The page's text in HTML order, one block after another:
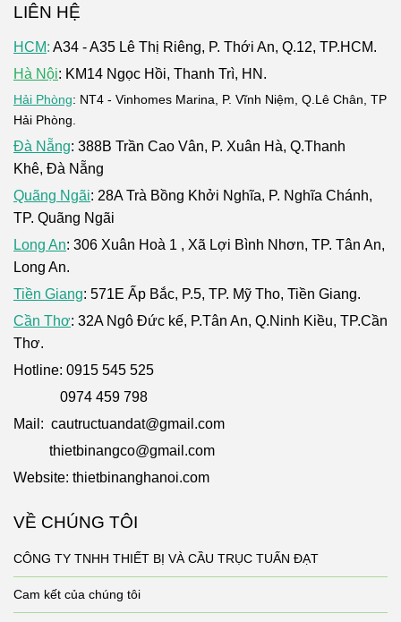
LIÊN HỆ
HCM: A34 - A35 Lê Thị Riêng, P. Thới An, Q.12, TP.HCM.
Hà Nội: KM14 Ngọc Hồi, Thanh Trì, HN.
Hải Phòng: NT4 - Vinhomes Marina, P. Vĩnh Niệm, Q.Lê Chân, TP
Hải Phòng.
Đà Nẵng: 388B Trần Cao Vân, P. Xuân Hà, Q.Thanh
Khê, Đà Nẵng
Quãng Ngãi: 28A Trà Bồng Khởi Nghĩa, P. Nghĩa Chánh,
TP. Quãng Ngãi
Long An: 306 Xuân Hoà 1 , Xã Lợi Bình Nhơn, TP. Tân An,
Long An.
Tiền Giang: 571E Ấp Bắc, P.5, TP. Mỹ Tho, Tiền Giang.
Cần Thơ: 32A Ngô Đức kế, P.Tân An, Q.Ninh Kiều, TP.Cần
Thơ.
Hotline: 0915 545 525
0974 459 798
Mail: cautructuandat@gmail.com
thietbinangco@gmail.com
Website: thietbinanghanoi.com
VỀ CHÚNG TÔI
CÔNG TY TNHH THIẾT BỊ VÀ CẦU TRỤC TUẤN ĐẠT
Cam kết của chúng tôi